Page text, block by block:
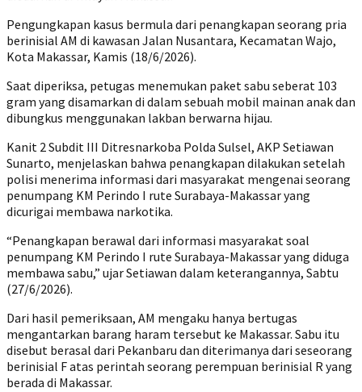
Pengungkapan kasus bermula dari penangkapan seorang pria
berinisial AM di kawasan Jalan Nusantara, Kecamatan Wajo,
Kota Makassar, Kamis (18/6/2026).
Saat diperiksa, petugas menemukan paket sabu seberat 103
gram yang disamarkan di dalam sebuah mobil mainan anak dan
dibungkus menggunakan lakban berwarna hijau.
Kanit 2 Subdit III Ditresnarkoba Polda Sulsel, AKP Setiawan
Sunarto, menjelaskan bahwa penangkapan dilakukan setelah
polisi menerima informasi dari masyarakat mengenai seorang
penumpang KM Perindo I rute Surabaya-Makassar yang
dicurigai membawa narkotika.
“Penangkapan berawal dari informasi masyarakat soal
penumpang KM Perindo I rute Surabaya-Makassar yang diduga
membawa sabu,” ujar Setiawan dalam keterangannya, Sabtu
(27/6/2026).
Dari hasil pemeriksaan, AM mengaku hanya bertugas
mengantarkan barang haram tersebut ke Makassar. Sabu itu
disebut berasal dari Pekanbaru dan diterimanya dari seseorang
berinisial F atas perintah seorang perempuan berinisial R yang
berada di Makassar.